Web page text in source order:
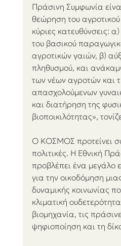
Πράσινη Συμφωνία
θεώρηση του αγροτικού
κύριες κατευθύνσεις:
του βασικού
αγροτικών γαιών, β)
πληθυσμού, και
των νέων αγροτών και
απασχολούμενων
και διατήρηση της
βιοποικιλότητας»,
Ο ΚΟΣΜΟΣ προτείνει
πολιτικές. Η Εθνική
προβλέπει ένα μεγάλο
για την οικοδόμηση
δυναμικής κοινωνίας
κλιματική
βιομηχανία, τις
ψηφιοποίηση και τη